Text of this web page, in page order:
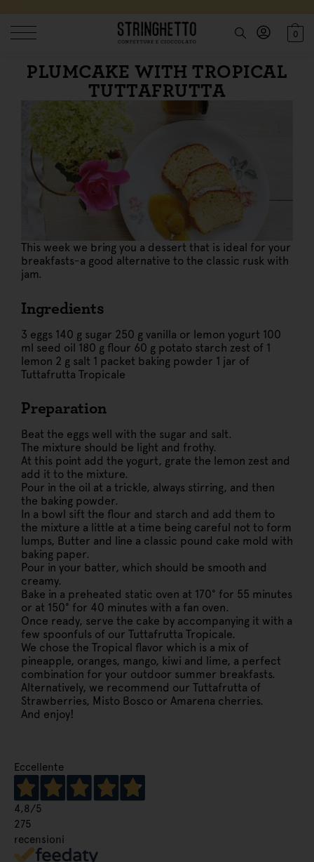
0
PLUMCAKE WITH TROPICAL
TUTTAFRUTTA
This week we bring you a dessert that is ideal for your
breakfasts-a good alternative to the classic rusk with
jam.
Ingredients
3 eggs 140 g sugar 250 g vanilla or lemon yogurt 100
ml seed oil 180 g flour 60 g potato starch zest of 1
lemon 2 g salt 1 packet baking powder 1 jar of
Tuttafrutta Tropicale
Preparation
Beat the eggs well with the sugar and salt.
The mixture should be light and frothy.
At this point add the yogurt, grate the lemon zest and
add it to the mixture.
Pour in the oil at a trickle, always stirring, and then
the baking powder.
In a bowl sift the flour and starch and add them to
the mixture a little at a time being careful not to form
lumps, Butter and line a classic pound cake mold with
baking paper.
Pour in your batter, which should be smooth and
creamy.
Bake in a preheated static oven at 170° for 55 minutes
or at 150° for 40 minutes with a fan oven.
Once ready, serve the cake by accompanying it with a
few spoonfuls of our Tuttafrutta Tropicale.
We chose the Tropical flavor which is a mix of
pineapple, oranges, mango, kiwi and lime, a perfect
combination for your outdoor summer breakfasts.
Alternatively, we recommend our Tuttafrutta of
Strawberries, Misto Bosco or Amarena cherries.
And enjoy!
Eccellente
4,8/5
275
recensioni